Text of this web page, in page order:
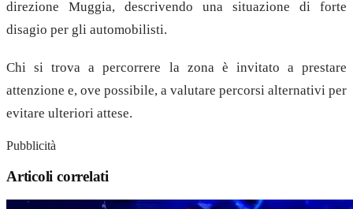
direzione Muggia, descrivendo una situazione di forte
disagio per gli automobilisti.
Chi si trova a percorrere la zona è invitato a prestare
attenzione e, ove possibile, a valutare percorsi alternativi per
evitare ulteriori attese.
Pubblicità
Articoli correlati